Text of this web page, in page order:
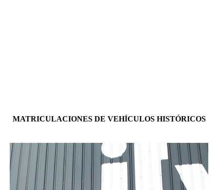
MATRICULACIONES DE VEHÍCULOS HISTÓRICOS